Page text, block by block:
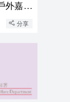
外嘉年
分享